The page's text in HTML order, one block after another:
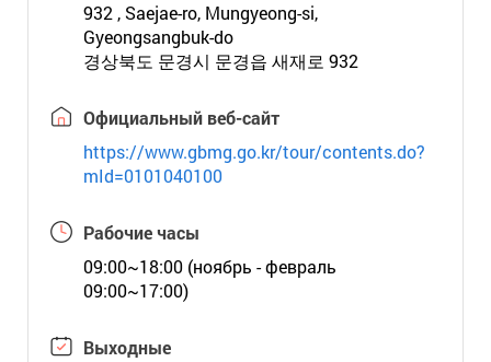
932 , Saejae-ro, Mungyeong-si,
Gyeongsangbuk-do
경상북도 문경시 문경읍 새재로 932
Официальный веб-сайт
https://www.gbmg.go.kr/tour/contents.do?
mId=0101040100
Рабочие часы
09:00~18:00 (ноябрь - февраль
09:00~17:00)
Выходные